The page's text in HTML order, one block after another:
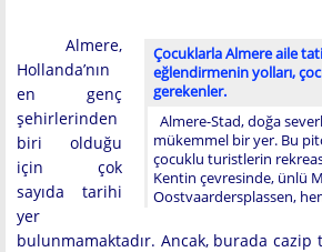
Çocuklarla Almere aile
eğlendirmenin yolları,
gerekenler.
Almere-Stad, doğa
mükemmel bir yer. Bu
çocuklu turistlerin
Kentin çevresinde, ünlü
Oostvaardersplassen,
Almere,
Hollanda’nın
en genç
şehirlerinden
biri olduğu
için çok
sayıda tarihi
yer
bulunmamaktadır. Ancak, burada